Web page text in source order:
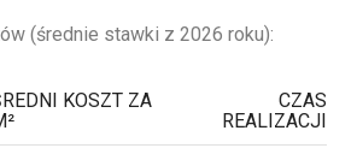
(średnie stawki z 2026 roku):
KOSZT ZA
CZAS
REALIZACJI